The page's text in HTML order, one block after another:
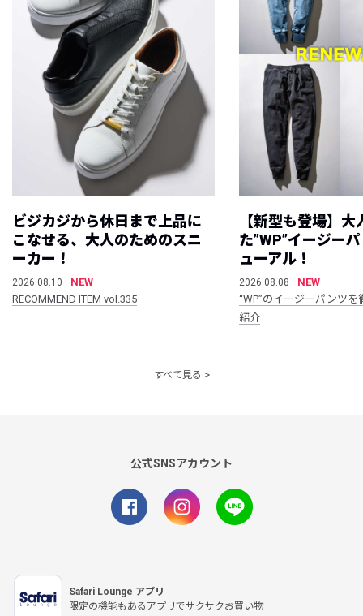
ビジカジから休日まで上品に
こなせる、大人のためのスニ
ーカー！
2026.08.10
NEW
RECOMMEND ITEM vol.335
【新型も登場】大
た”WP”イージー
ューアル！
2026.08.08
NEW
“WP”のイージーパンツ
紹介
すべて見る
公式SNSアカウント
Safari Lounge アプリ
限定の機能もあるアプリでサクサクお買い物